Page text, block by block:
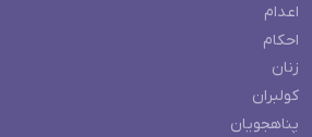
اعدام
احکام
زنان
کولبران
پناهجویان